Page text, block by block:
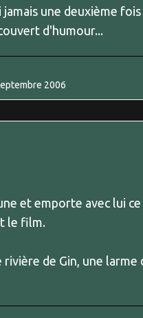
jamais une deuxième
d'humour...
2006
et emporte avec lui
le film.
de Gin, une